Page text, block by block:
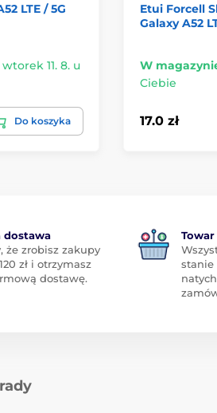
LTE / 5G
11. 8. u
Do koszyka
Etui Forcell
Galaxy A52
W
Ciebie
17.0 zł
dostawa
że zrobisz zakupy
zł i otrzymasz
dostawę.
stanie